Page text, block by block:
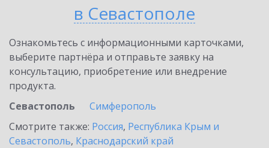
в Севастополе
Ознакомьтесь с информационными карточками,
выберите партнёра и отправьте заявку на
консультацию, приобретение или внедрение
продукта.
Севастополь
Симферополь
Смотрите также: Россия, Республика Крым и
Севастополь, Краснодарский край